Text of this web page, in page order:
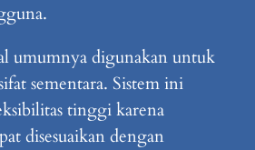
umumnya digunakan untuk
sementara. Sistem ini
tinggi karena
disesuaikan dengan